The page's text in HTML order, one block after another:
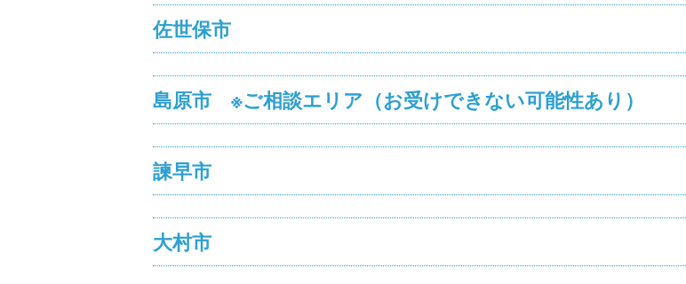
佐世保市
島原市 ※ご相談エリア（お受けできない可能性あり）
諫早市
大村市